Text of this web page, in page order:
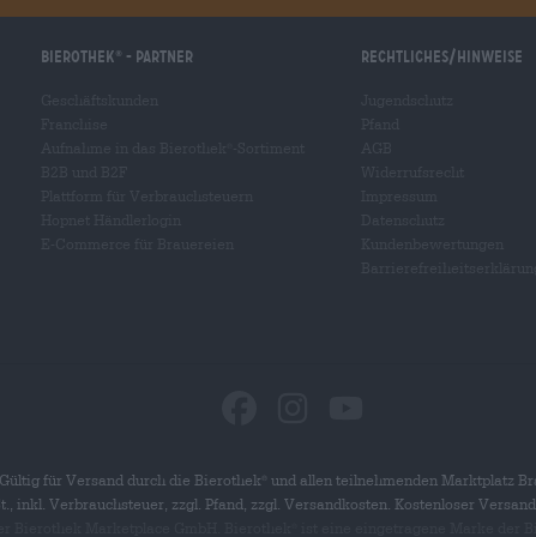
Bierothek - Partner Rechtliches/Hinweise
Gültig für Versand durch die Bierothek
und allen teilnehmenden Marktplatz
inkl. Verbrauchsteuer, zzgl. Pfand, zzgl. Versandkosten. Kostenloser
ist eine eingetragene Marke der